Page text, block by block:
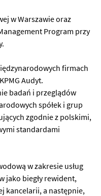
w Warszawie oraz
Program przy
firmach
Audyt.
badań i przeglądów
spółek i grup
zgodnie z polskimi,
standardami
w zakresie usług
jako biegły rewident,
kancelarii, a następnie,